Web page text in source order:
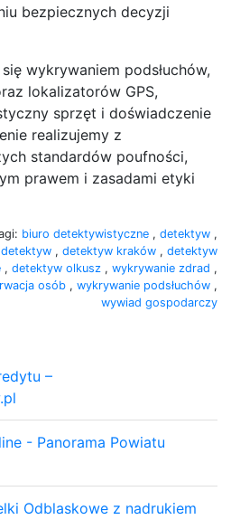
bezpiecznych decyzji
wykrywaniem podsłuchów,
lokalizatorów GPS,
sprzęt i doświadczenie
realizujemy z
standardów poufności,
prawem i zasadami etyki
biuro detektywistyczne , detektyw ,
, detektyw kraków , detektyw
, detektyw olkusz , wykrywanie zdrad ,
osób , wykrywanie podsłuchów ,
wywiad gospodarczy
–
- Panorama Powiatu
Odblaskowe z nadrukiem